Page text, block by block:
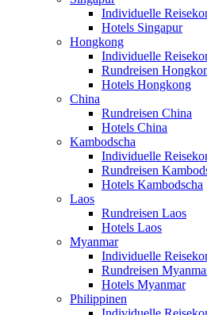
Individuelle
Hotels Singapur
Hongkong
Individuelle
Rundreisen
Hotels Hongkong
China
Rundreisen China
Hotels China
Kambodscha
Individuelle
Rundreisen
Hotels Kambodscha
Laos
Rundreisen Laos
Hotels Laos
Myanmar
Individuelle
Rundreisen
Hotels Myanmar
Philippinen